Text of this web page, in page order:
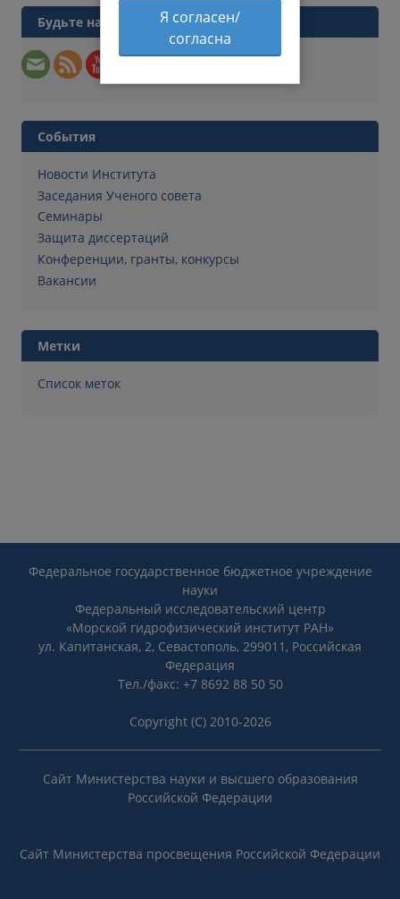
Будьте на связи
События
Новости Института
Заседания Ученого совета
Семинары
Защита диссертаций
Конференции, гранты, конкурсы
Вакансии
Метки
Список меток
Федеральное государственное бюджетное учреждение
науки
Федеральный исследовательский центр
«Морской гидрофизический институт РАН»
ул. Капитанская, 2, Севастополь, 299011, Российская
Федерация
Тел./факс: +7 8692 88 50 50
Copyright (C) 2010-2026
Сайт Министерства науки и высшего образования
Российской Федерации
Сайт Министерства просвещения Российской Федерации
Я согласен/
согласна